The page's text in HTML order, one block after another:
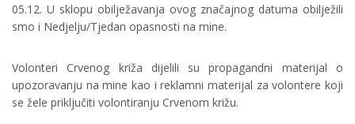
05.12. U sklopu obilježavanja ovog značajnog datuma obilježili
smo i Nedjelju/Tjedan opasnosti na mine.
Volonteri Crvenog križa dijelili su propagandni materijal o
upozoravanju na mine kao i reklamni materijal za volontere koji
se žele priključiti volontiranju Crvenom križu.